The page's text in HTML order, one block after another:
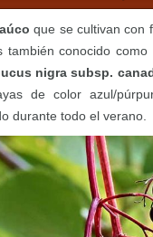
que se cultivan con
también conocido como
nigra subsp.
de color azul/
durante todo el verano.